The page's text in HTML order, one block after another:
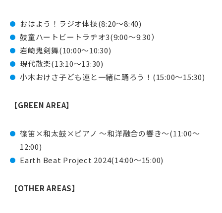
おはよう！ラジオ体操(8:20〜8:40)
鼓童ハートビートラヂオ3(9:00〜9:30）
岩崎鬼剣舞(10:00〜10:30)
現代散楽(13:10〜13:30)
小木おけさ子ども連と一緒に踊ろう！(15:00〜15:30)
【GREEN AREA】
篠笛×和太鼓×ピアノ ～和洋融合の響き～(11:00〜
12:00)
Earth Beat Project 2024(14:00〜15:00)
【OTHER AREAS】